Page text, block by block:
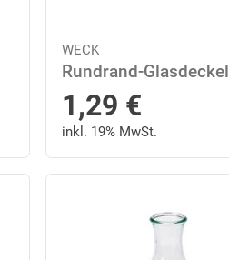
WECK
Rundrand-Glasdeckel
1,29 €
inkl. 19% MwSt.